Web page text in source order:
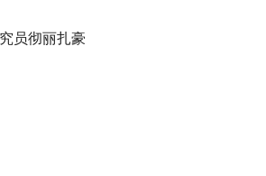
员彻丽扎豪